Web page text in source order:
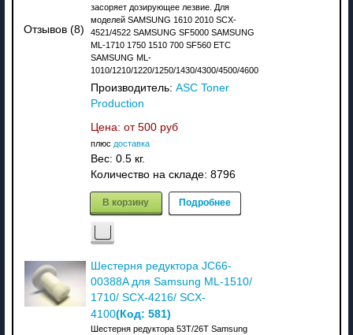
Отзывов (8)
засоряет дозирующее лезвие. Для
моделей SAMSUNG 1610 2010 SCX-
4521/4522 SAMSUNG SF5000 SAMSUNG
ML-1710 1750 1510 700 SF560 ETC
SAMSUNG ML-
1010/1210/1220/1250/1430/4300/4500/4600
Производитель: ASC Toner
Production
Цена: от 500 руб
плюс доставка
Вес: 0.5 кг.
Количество на складе: 8796
В корзину Подробнее
Шестерня редуктора JC66-
00388A для Samsung ML-1510/
1710/ SCX-4216/ SCX-
4100(Код: 581)
Шестерня редуктора 53T/26T Samsung